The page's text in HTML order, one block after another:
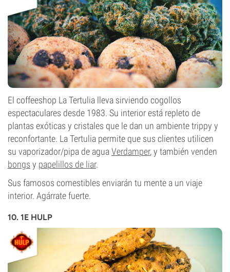
El coffeeshop La Tertulia lleva sirviendo cogollos
espectaculares desde 1983. Su interior está repleto de
plantas exóticas y cristales que le dan un ambiente trippy y
reconfortante. La Tertulia permite que sus clientes utilicen
su vaporizador/pipa de aguaVerdamper, y también venden
bongs y papelillos de liar.
Sus famosos comestibles enviarán tu mente a un viaje
interior. Agárrate fuerte.
10. 1E HULP